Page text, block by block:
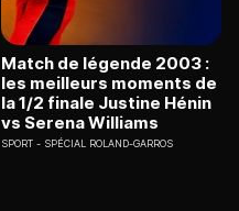
Match de légende 2003 :
les meilleurs moments de
la 1/2 finale Justine Hénin
vs Serena Williams
SPORT SPÉCIAL ROLAND-GARROS